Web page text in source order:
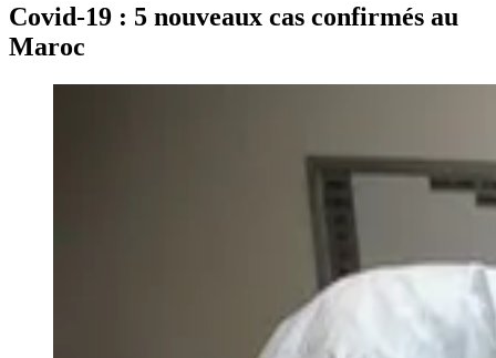
Covid-19 : 5 nouveaux cas confirmés au
Maroc